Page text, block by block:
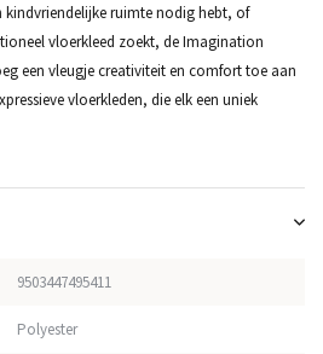
kindvriendelijke ruimte nodig hebt, of
vloerkleed zoekt, de Imagination
een vleugje creativiteit en comfort toe aan
vloerkleden, die elk een uniek
9503447495411
Polyester